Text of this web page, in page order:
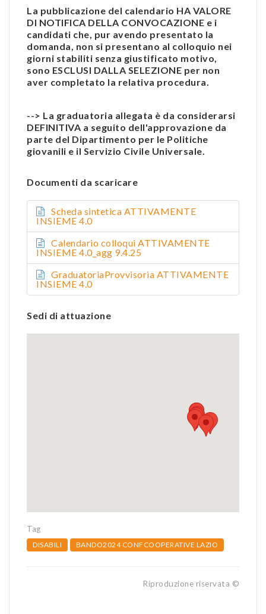
La pubblicazione del calendario HA VALORE
DI NOTIFICA DELLA CONVOCAZIONE e i
candidati che, pur avendo presentato la
domanda, non si presentano al colloquio nei
giorni stabiliti senza giustificato motivo,
sono ESCLUSI DALLA SELEZIONE per non
aver completato la relativa procedura.
--> La graduatoria allegata è da considerarsi
DEFINITIVA a seguito dell'approvazione da
parte del Dipartimento per le Politiche
giovanili e il Servizio Civile Universale.
Documenti da scaricare
Scheda sintetica ATTIVAMENTE
INSIEME 4.0
Calendario colloqui ATTIVAMENTE
INSIEME 4.0_agg 9.4.25
GraduatoriaProvvisoria ATTIVAMENTE
INSIEME 4.0
Sedi di attuazione
Tag
DISABILI BANDO2024 CONFCOOPERATIVE LAZIO
Riproduzione riservata ©